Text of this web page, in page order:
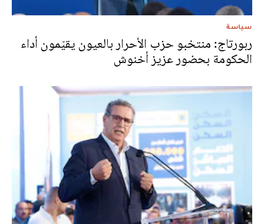
سياسة
ربورتاج: منتخبو حزب الأحرار بالعيون يقيّمون أداء
الحكومة بحضور عزيز أخنوش